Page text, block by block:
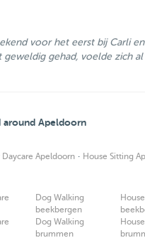
voor het eerst bij Carli
geweldig gehad, voelde zich
Apeldoorn
Daycare Apeldoorn · House Sitting
Dog Walking
beekbergen
Dog Walking
brummen